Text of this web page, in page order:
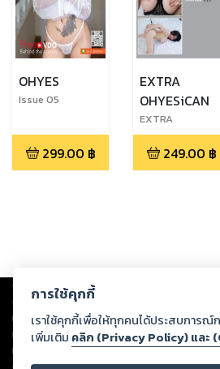
OHYES
Issue 05
299.00 ฿
EXTRA
OHYESiCAN
EXTRA
OHYESiCAN
Issue 010
249.00 ฿
Copyright © 2026
ต่อผลงานหรือเนื้อหาใดที่อัปโหลดผ่านเว็บไซต์แล
ทรัพย์สินทางปัญญาของบุคคลอื่นหรือขัดต่อกฎห
ทุกท่านโปรดใช้วิจารณญาณในการกลั่นกรองด้วย
หนึ่งส่วนใดขัดต่อกฎหมายและศีลธรรม กรุณาแจ้ง
การใช้คุกกี้
เราใช้คุกกี้เพื่อให้ทุกคนได้ประสบการณ์
เพิ่มเติม คลิก (Privacy Policy) และ